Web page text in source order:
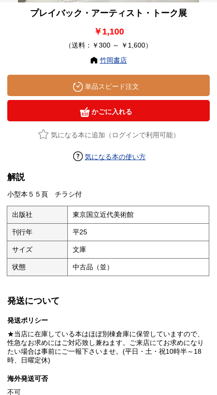
プレイバック・アーティスト・トーク展
￥1,100
（送料：￥300 ～ ￥1,600）
竹岡書店
単品スピード注文
かごに入れる
気になる本に追加（ログインで利用可能）
気になる本の使い方
解説
小型本５５頁 チラシ付
出版社 東京国立近代美術館
刊行年 平25
サイズ 文庫
状態 中古品（並）
発送について
発送ポリシー
★当店に在庫している本はほぼ別棟倉庫に保管していますので、
性急なお求めにはご対応致し兼ねます。ご来店にてお求めになり
たい場合は事前にご一報下さいませ。(平日・土・祝10時半～18
時、日曜定休)
海外発送可否
不可